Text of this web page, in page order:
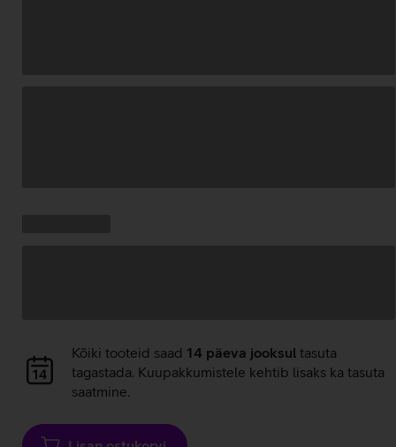
Andmete
laadimine
Kõiki tooteid saad 14 päeva jooksul tasuta
tagastada. Kuupakkumistele kehtib lisaks ka tasuta
saatmine.